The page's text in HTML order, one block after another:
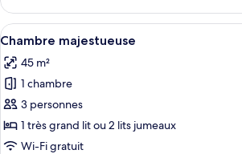
Behren)
Suite
(Historic
Behren)
Afficher
toutes
les
photos
pour
ce
type
Une
5
Chambre majestueuse
45 m²
1 chambre
3 personnes
1 très grand lit ou 2 lits jumeaux
Wi-Fi gratuit